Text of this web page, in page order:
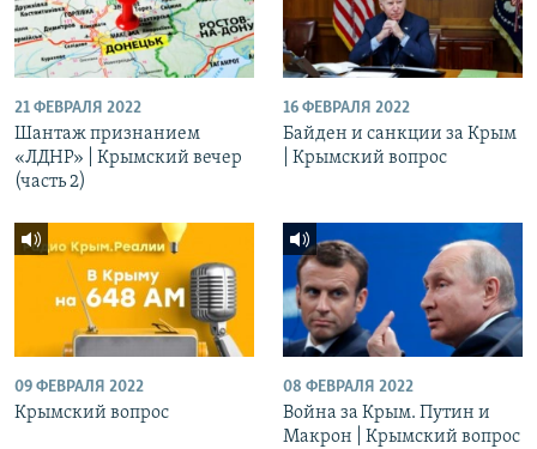
21 ФЕВРАЛЯ 2022
Шантаж признанием
«ЛДНР» | Крымский вечер
(часть 2)
16 ФЕВРАЛЯ 2022
Байден и санкции за Крым
| Крымский вопрос
09 ФЕВРАЛЯ 2022
Крымский вопрос
08 ФЕВРАЛЯ 2022
Война за Крым. Путин и
Макрон | Крымский вопрос